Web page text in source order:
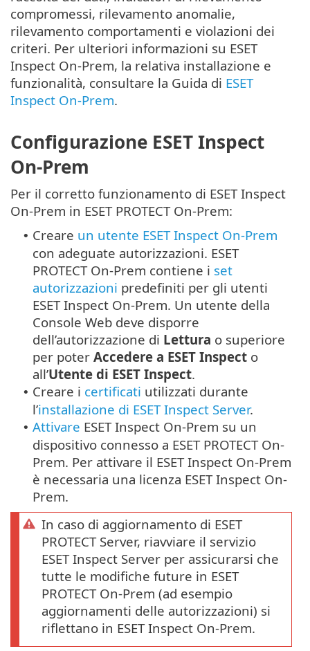
compromessi, rilevamento anomalie,
rilevamento comportamenti e violazioni dei
criteri. Per ulteriori informazioni su ESET
Inspect On-Prem, la relativa installazione e
funzionalità, consultare la Guida di ESET
Inspect On-Prem.
Configurazione ESET Inspect
On-Prem
Per il corretto funzionamento di ESET Inspect
On-Prem in ESET PROTECT On-Prem:
• Creare un utente ESET Inspect On-Prem
con adeguate autorizzazioni. ESET
PROTECT On-Prem contiene i set
autorizzazioni predefiniti per gli utenti
ESET Inspect On-Prem. Un utente della
Console Web deve disporre
dell’autorizzazione di Lettura o superiore
per poter Accedere a ESET Inspect o
all’Utente di ESET Inspect.
• Creare i certificati utilizzati durante
l’installazione di ESET Inspect Server.
• Attivare ESET Inspect On-Prem su un
dispositivo connesso a ESET PROTECT On-
Prem. Per attivare il ESET Inspect On-Prem
è necessaria una licenza ESET Inspect On-
Prem.
In caso di aggiornamento di ESET
PROTECT Server, riavviare il servizio
ESET Inspect Server per assicurarsi che
tutte le modifiche future in ESET
PROTECT On-Prem (ad esempio
aggiornamenti delle autorizzazioni) si
riflettano in ESET Inspect On-Prem.